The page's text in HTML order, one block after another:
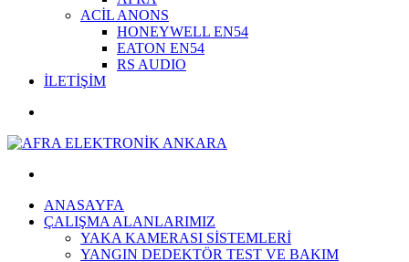
ACİL ANONS
HONEYWELL EN54
EATON EN54
RS AUDIO
İLETİŞİM
ANASAYFA
ÇALIŞMA ALANLARIMIZ
YAKA KAMERASI SİSTEMLERİ
YANGIN DEDEKTÖR TEST VE BAKIM